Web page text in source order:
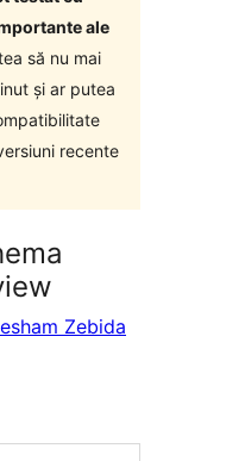
ale
să nu mai
și ar putea
recente
Zebida